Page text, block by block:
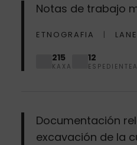
Notas de trabajo
ETNOGRAFIA
215
KAXA
12
ESPEDIENTEA
Documentación
excavación de la